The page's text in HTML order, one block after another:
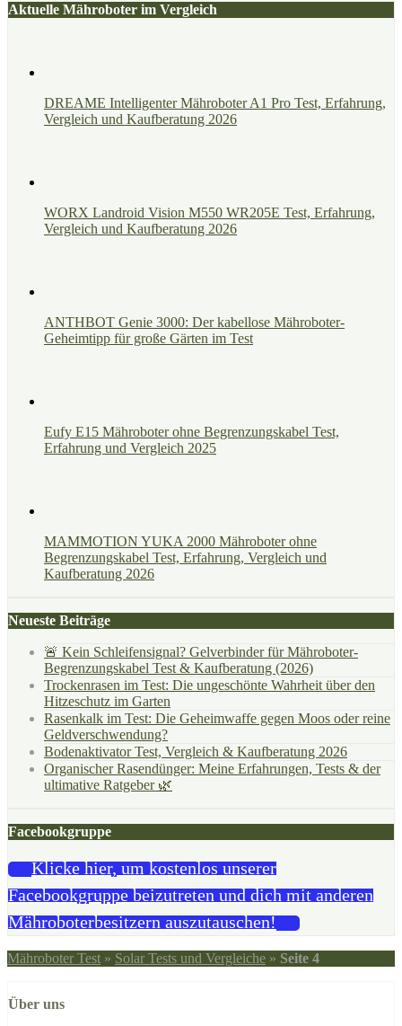
Aktuelle Mähroboter im Vergleich
DREAME Intelligenter Mähroboter A1 Pro Test, Erfahrung,
Vergleich und Kaufberatung 2026
WORX Landroid Vision M550 WR205E Test, Erfahrung,
Vergleich und Kaufberatung 2026
ANTHBOT Genie 3000: Der kabellose Mähroboter-
Geheimtipp für große Gärten im Test
Eufy E15 Mähroboter ohne Begrenzungskabel Test,
Erfahrung und Vergleich 2025
MAMMOTION YUKA 2000 Mähroboter ohne
Begrenzungskabel Test, Erfahrung, Vergleich und
Kaufberatung 2026
Neueste Beiträge
🚨 Kein Schleifensignal? Gelverbinder für Mähroboter-
Begrenzungskabel Test & Kaufberatung (2026)
Trockenrasen im Test: Die ungeschönte Wahrheit über den
Hitzeschutz im Garten
Rasenkalk im Test: Die Geheimwaffe gegen Moos oder reine
Geldverschwendung?
Bodenaktivator Test, Vergleich & Kaufberatung 2026
Organischer Rasendünger: Meine Erfahrungen, Tests & der
ultimative Ratgeber 🌿
Facebookgruppe
Klicke hier, um kostenlos unserer
Facebookgruppe beizutreten und dich mit anderen
Mähroboterbesitzern auszutauschen!
Mähroboter Test » Solar Tests und Vergleiche » Seite 4
Über uns